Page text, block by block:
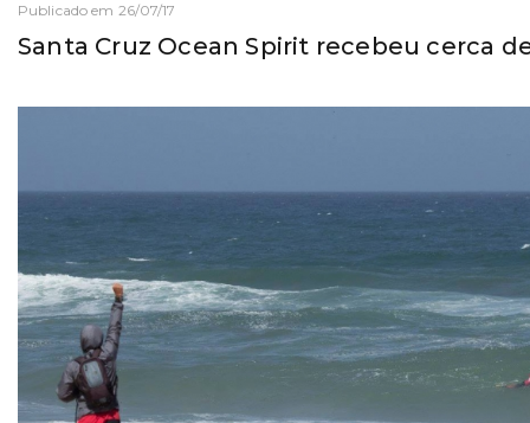
Publicado em 26/07/17
Santa Cruz Ocean Spirit recebeu cerca